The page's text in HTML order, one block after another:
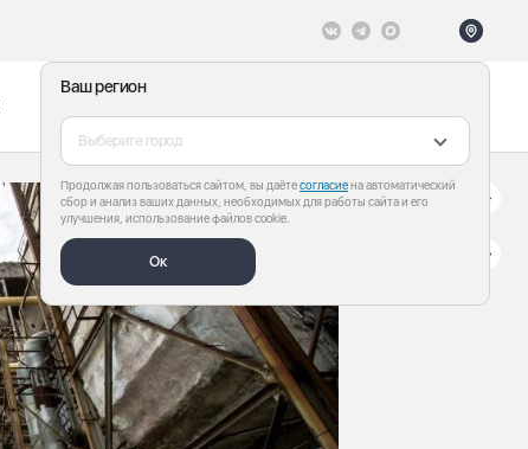
Ваш регион
Выберите город
Продолжая пользоваться сайтом, вы даётесогласиена автоматический
сбор и анализ ваших данных, необходимых для работы сайта и его
улучшения, использование файлов cookie.
Ок